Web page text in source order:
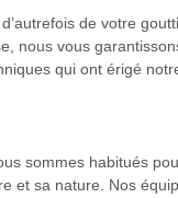
de votre
nous vous
qui ont érigé
sommes habitués
et sa nature. Nos